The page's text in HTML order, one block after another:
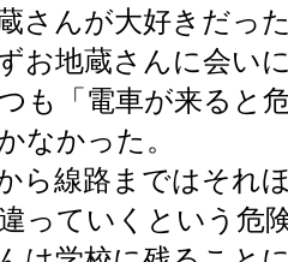
さんが大好きだっ
お地蔵さんに会い
も「電車が来ると
なかった。
ら線路まではそれ
っていくという危